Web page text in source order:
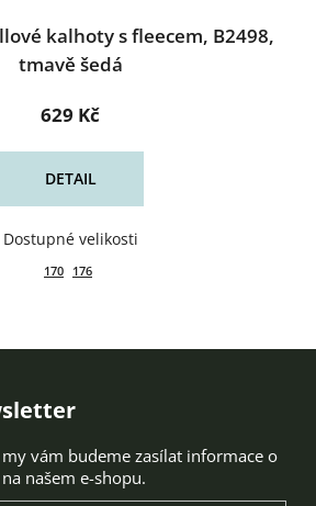
kalhoty s fleecem, B2498,
tmavě šedá
629 Kč
DETAIL
170 176
vám budeme zasílat informace o
našem e-shopu.